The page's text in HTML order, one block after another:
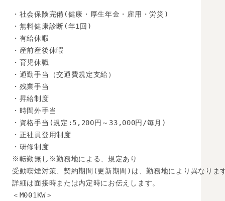
・社会保険完備(健康・厚生年金・雇用・労災)
・無料健康診断(年1回)
・有給休暇
・産前産後休暇
・育児休職
・通勤手当（交通費規定支給）
・残業手当
・昇給制度
・時間外手当
・資格手当(規定:5,200円～33,000円/毎月)
・正社員登用制度
・研修制度
※転勤無し※勤務地による、規定あり
受動喫煙対策、契約期間(更新期間)は、勤務地により異なりま
詳細は面接時または内定時にお伝えします。
＜M001KW＞